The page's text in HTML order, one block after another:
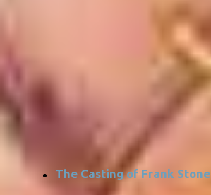
The Casting of Frank Stone